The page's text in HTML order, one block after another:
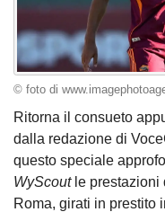
© foto di
Ritorna il consueto
dalla redazione di
questo speciale
WyScout le
Roma, girati in prestito